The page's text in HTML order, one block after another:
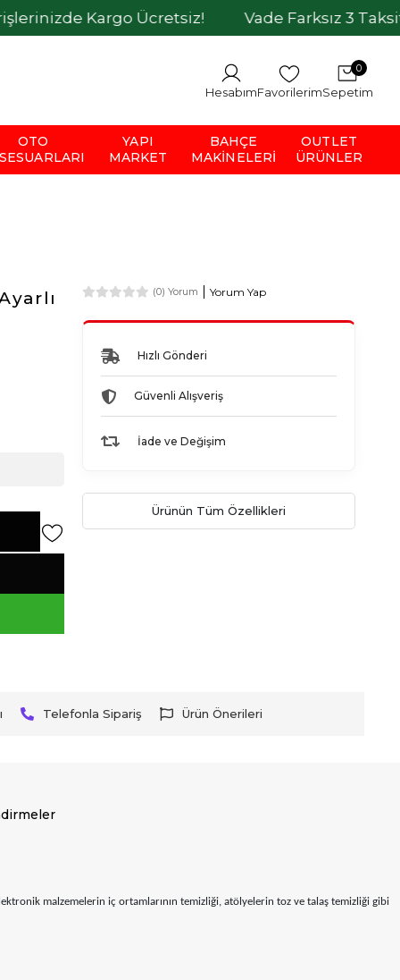
Kargo Ücretsiz! Vade Farksız 3 Taksit İmkanı
HesabımFavorilerim
0
Sepetim
OTO
YAPI
MARKET
BAHÇE
MAKINELERI
OUTLET
ÜRÜNLER
(0) Yorum Yorum Yap
Hızlı Gönderi
Güvenli Alışveriş
İade ve Değişim
Ürünün Tüm Özellikleri
Telefonla Sipariş Ürün Önerileri
malzemelerin iç ortamlarının temizliği, atölyelerin toz ve talaş temizliği gibi